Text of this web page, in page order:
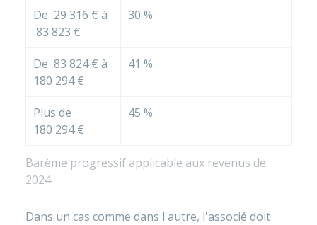
Barème progressif applicable aux revenus de
2024
De 29 316 € à
83 823 €
30 %
De 83 824 € à
180 294 €
41 %
Plus de
180 294 €
45 %
Dans un cas comme dans l'autre, l'associé doit